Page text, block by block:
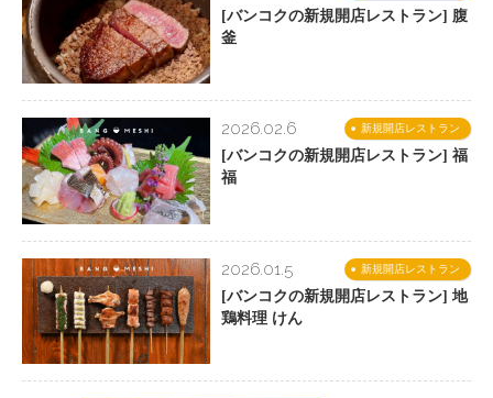
[バンコクの新規開店レストラン] 腹
釜
新規開店レストラン
2026.02.6
[バンコクの新規開店レストラン] 福
福
新規開店レストラン
2026.01.5
[バンコクの新規開店レストラン] 地
鶏料理 けん